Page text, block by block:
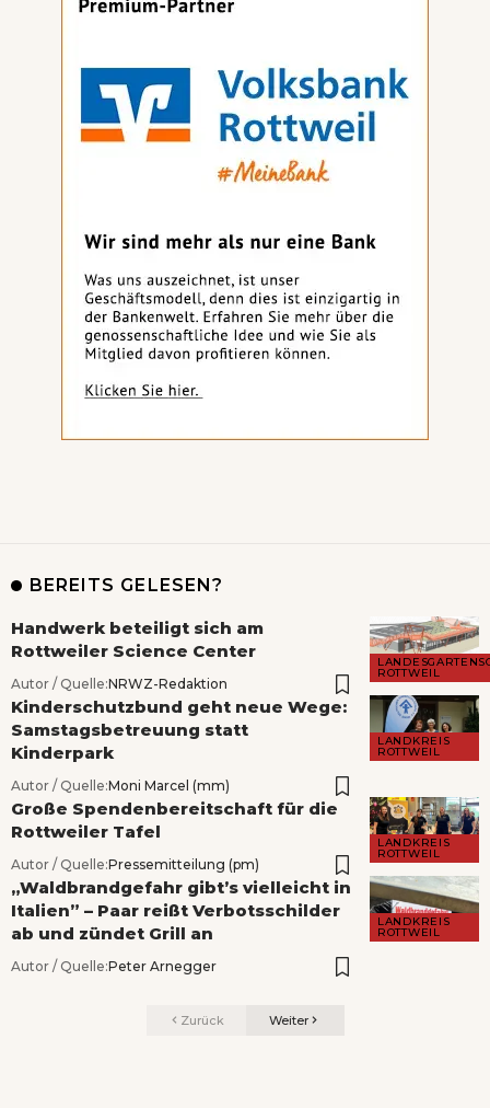
BEREITS GELESEN?
ROTTWEIL
Handwerk beteiligt sich am
Rottweiler Science Center
Autor / Quelle:NRWZ-Redaktion
LANDKREIS
ROTTWEIL
Kinderschutzbund geht neue Wege:
Samstagsbetreuung statt
Kinderpark
Autor / Quelle:Moni Marcel (mm)
LANDKREIS
ROTTWEIL
Große Spendenbereitschaft für die
Rottweiler Tafel
Autor / Quelle:Pressemitteilung (pm)
LANDKREIS
ROTTWEIL
„Waldbrandgefahr gibt’s vielleicht in
Italien” – Paar reißt Verbotsschilder
ab und zündet Grill an
Autor / Quelle:Peter Arnegger
Zurück Weiter